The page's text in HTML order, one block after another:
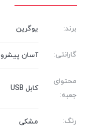
برند: یوگرین
گارانتی: آسان پیشرو
محتوای
جعبه:
کابل USB
رنگ: مشکی